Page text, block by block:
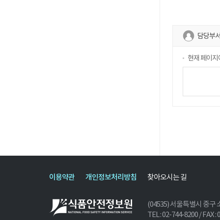
담당부
현재 페이
이용약관 개인정보처리방침 찾아오시는 길
(04535) 서울특별시 중구
TEL : 02-744-8200 / FAX